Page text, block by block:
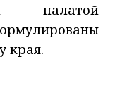
палатой
края.